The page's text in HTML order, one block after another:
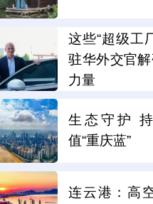
这些“超级工
驻华外交官
力量
生态守护
值“重庆蓝”
连云港：高